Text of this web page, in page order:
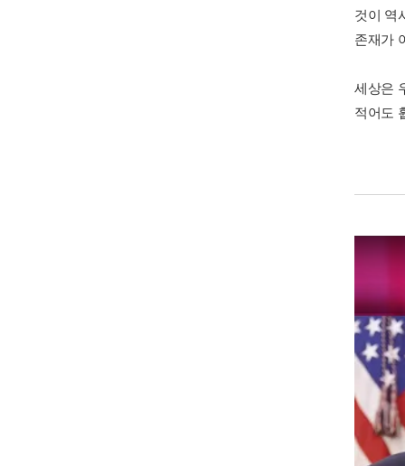
것이 역
존재가
세상은
적어도